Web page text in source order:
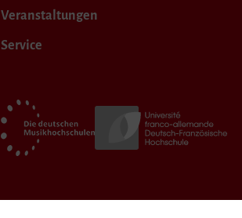
Veranstaltungen
Service